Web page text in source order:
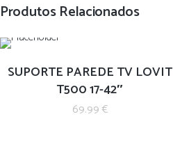
Produtos Relacionados
SUPORTE PAREDE TV LOVIT
T500 17-42″
69.99 €